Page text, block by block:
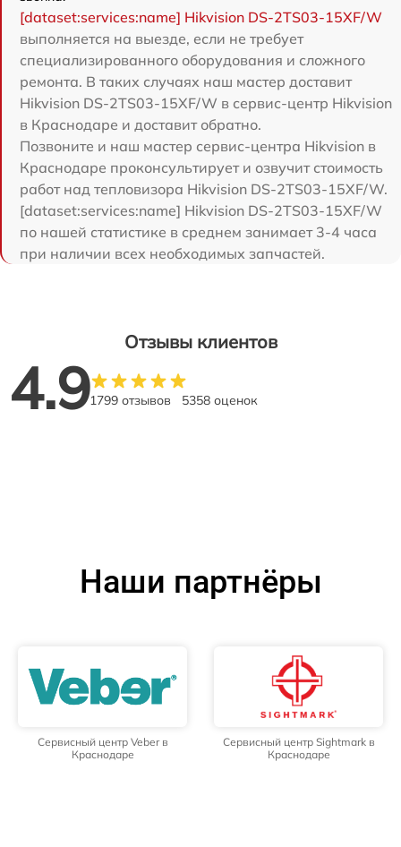
[dataset:services:name] Hikvision DS-2TS03-15XF/W
выполняется на выезде, если не требует
специализированного оборудования и сложного
ремонта. В таких случаях наш мастер доставит
Hikvision DS-2TS03-15XF/W в сервис-центр Hikvision
в Краснодаре и доставит обратно.
Позвоните и наш мастер сервис-центра Hikvision в
Краснодаре проконсультирует и озвучит стоимость
работ над тепловизора Hikvision DS-2TS03-15XF/W.
[dataset:services:name] Hikvision DS-2TS03-15XF/W
по нашей статистике в среднем занимает 3-4 часа
при наличии всех необходимых запчастей.
Отзывы клиентов
4.91799 отзывов 5358 оценок
Наши партнёры
Сервисный центр Veber в
Краснодаре
Сервисный центр Sightmark в
Краснодаре